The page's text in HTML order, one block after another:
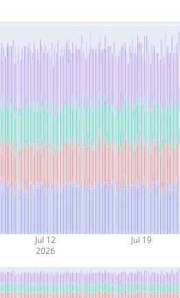
Jul 12
2026
Jul 19